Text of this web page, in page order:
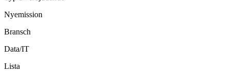
Nyemission
Bransch
Data/IT
Lista